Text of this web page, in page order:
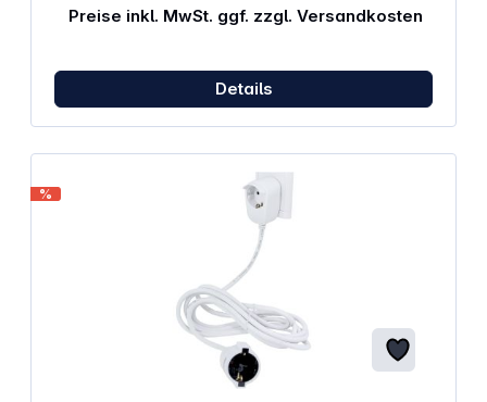
Preise inkl. MwSt. ggf. zzgl. Versandkosten
Details
%